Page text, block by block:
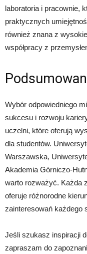
laboratoria i pracownie,
praktycznych
również znana z
współpracy z
Wybór odpowiedniego
sukcesu i rozwoju
uczelni, które oferują
dla studentów.
Warszawska,
Akademia Górniczo-
warto rozważyć. Każda
oferuje różnorodne
zainteresowań każdego
Jeśli szukasz inspiracji
zapraszam do